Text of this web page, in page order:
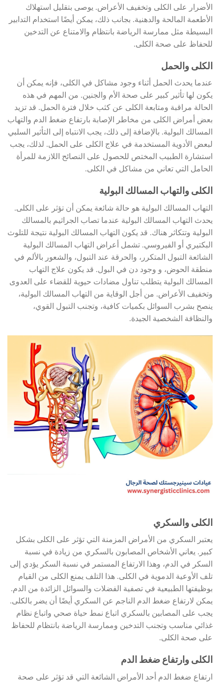
الأضرار على الكلى وتخفيف الأعراض. يوصى بتقليل استهلاك
الأطعمة المالحة والدهنية. بجانب ذلك، يمكن أيضًا استخدام التدابير
البسيطة مثل ممارسة الرياضة بانتظام والامتناع عن التدخين
للحفاظ على صحة الكلى.
الكلى والحمل
عندما يحدث الحمل أثناء وجود مشاكل في الكلى، فإنه يمكن أن
يكون لها تأثير كبير على صحة الأم والجنين. من المهم في هذه
الحالة مراقبة ومتابعة الكلى عن كثب خلال فترة الحمل. قد تزيد
بعض أمراض الكلى من مخاطر الإصابة بارتفاع ضغط الدم والتهاب
المسالك البولية. بالإضافة إلى ذلك، يجب الانتباه إلى التأثير السلبي
لبعض الأدوية المستخدمة في علاج الكلى على الحمل. لذلك، يجب
استشارة الطبيب المختص للحصول على النصائح اللازمة للمرأة
الحامل التي تعاني من مشاكل في الكلى.
الكلى والتهاب المسالك البولية
التهاب المسالك البولية هو حالة شائعة يمكن أن تؤثر على الكلى.
يحدث التهاب المسالك البولية عندما تصاب الجراثيم بالمسالك
البولية وتتكاثر هناك. قد يكون التهاب المسالك البولية نتيجة للتلوث
البكتيري أو الفيروسي. تشمل أعراض التهاب المسالك البولية
الشائعة التبول المتكرر، والحرقة عند التبول، والشعور بالألم في
منطقة الحوض، و وجود دن في البول. قد يكون علاج التهاب
المسالك البولية يتطلب تناول مضادات حيوية للقضاء على العدوى
وتخفيف الأعراض. من أجل الوقاية من التهاب المسالك البولية،
ينصح بشرب السوائل بكميات كافية، وتجنب التبول القوي،
والنظافة الشخصية الجيدة.
الكلى والسكري
يعتبر السكري من الأمراض المزمنة التي تؤثر على الكلى بشكل
كبير. يعاني الأشخاص المصابون بالسكري من زيادة في نسبة
السكر في الدم، وهذا الارتفاع المستمر في نسبة السكر يؤدي إلى
تلف الأوعية الدموية في الكلى. هذا التلف يمنع الكلى من القيام
بوظيفتها الطبيعية في تصفية الفضلات والسوائل الزائدة من الدم.
يمكن لارتفاع ضغط الدم الناجم عن السكري أيضًا أن يضر بالكلى.
يجب على المصابين بالسكري اتباع نمط حياة صحي واتباع نظام
غذائي مناسب وتجنب التدخين وممارسة الرياضة بانتظام للحفاظ
على صحة الكلى.
الكلى وارتفاع ضغط الدم
ارتفاع ضغط الدم أحد الأمراض الشائعة التي قد تؤثر على صحة